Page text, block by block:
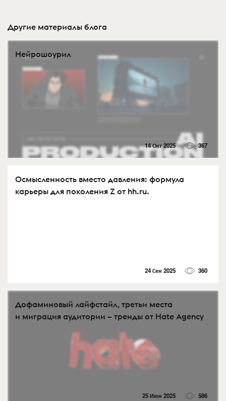
Другие материалы блога
Нейрошоурил
14 Окт 2025 367
Осмысленность вместо давления: формула
карьеры для поколения Z от hh.ru.
24 Сен 2025 360
Дофаминовый лайфстайл, третьи места
и миграция аудитории – тренды от Hate Agency
25 Июн 2025 586